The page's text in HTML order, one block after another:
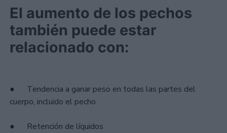
El aumento de los pechos
también puede estar
relacionado con:
● Tendencia a ganar peso en todas las partes del
cuerpo, incluido el pecho
● Retención de líquidos